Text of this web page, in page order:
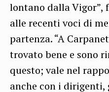
lontano dalla Vigor”,
alle recenti voci di
partenza. “A
trovato bene e sono
questo; vale nel
anche con i